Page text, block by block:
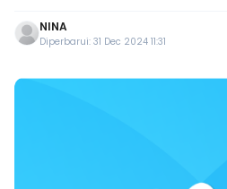
NINA
Diperbarui: 31 Dec 2024 11:31